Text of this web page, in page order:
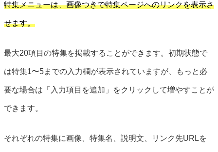
特集メニューは、画像つきで特集ページへのリンクを表示さ
せます。
最大20項目の特集を掲載することができます。初期状態で
は特集1〜5までの入力欄が表示されていますが、もっと必
要な場合は「入力項目を追加」をクリックして増やすことが
できます。
それぞれの特集に画像、特集名、説明文、リンク先URLを